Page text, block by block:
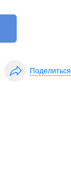
Поделиться